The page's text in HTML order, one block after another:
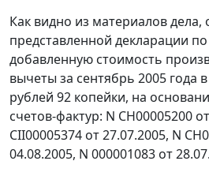
Как видно из материалов дела,
представленной декларации
добавленную стоимость
вычеты за сентябрь 2005 года
рублей 92 копейки, на
счетов-фактур: N СН00005200
CII00005374 от 27.07.2005, N
04.08.2005, N 000001083 от